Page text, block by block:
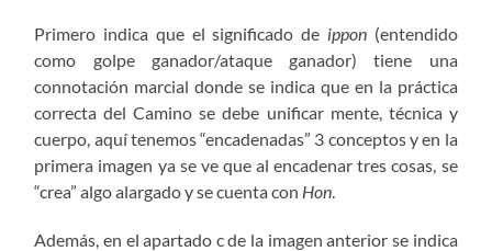
Primero indica que el significado de ippon(entendido
como golpe ganador/ataque ganador) tiene una
connotación marcial donde se indica que en la práctica
correcta del Camino se debe unificar mente, técnica y
cuerpo, aquí tenemos “encadenadas” 3 conceptos y en la
primera imagen ya se ve que al encadenar tres cosas, se
“crea” algo alargado y se cuenta con Hon
Además, en el apartado c de la imagen anterior se indica